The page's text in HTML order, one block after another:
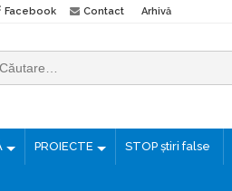
Facebook Contact Arhivă
PROIECTE STOP știri false